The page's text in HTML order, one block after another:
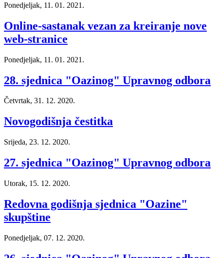
Ponedjeljak, 11. 01. 2021.
Online-sastanak vezan za kreiranje nove
web-stranice
Ponedjeljak, 11. 01. 2021.
28. sjednica "Oazinog" Upravnog odbora
Četvrtak, 31. 12. 2020.
Novogodišnja čestitka
Srijeda, 23. 12. 2020.
27. sjednica "Oazinog" Upravnog odbora
Utorak, 15. 12. 2020.
Redovna godišnja sjednica "Oazine"
skupštine
Ponedjeljak, 07. 12. 2020.